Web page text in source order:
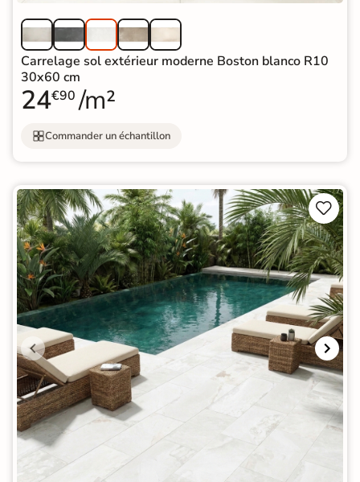
Carrelage sol extérieur moderne Boston blanco R10
30x60 cm
24€90 /m²
Commander un échantillon

